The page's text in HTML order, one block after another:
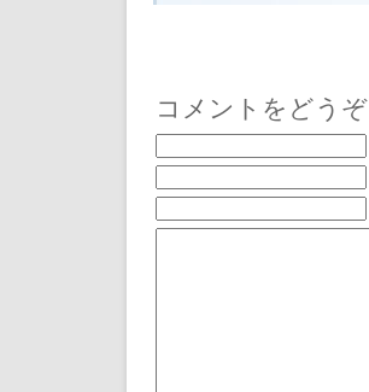
コメントをどうぞ